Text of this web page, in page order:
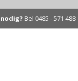
Bel 0485 - 571 488